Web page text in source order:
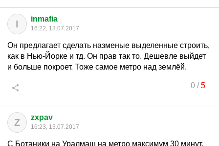
I inmafia
16:22, 13.07.2017
Он предлагает сделать назменые выделенные строить,
как в Нью-Йорке и тд. Он прав так то. Дешевле выйдет
и больше покроет. Тоже самое метро над землёй.
0/5
Z zxpav
16:23, 13.07.2017
C Ботаники на Уралмаш на метро максимум 30 минут,